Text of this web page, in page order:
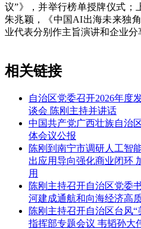
议”》，并举行榜单授牌仪式；
朱兆颖，《中国AI出海未来独
业代表分别作主旨演讲和企业
相关链接
自治区党委召开2026年度
谈会 陈刚主持并讲话
中国共产党广西壮族自治
体会议公报
陈刚到南宁市调研人工智
出应用导向强化商业闭环
用
陈刚主持召开自治区党委
河建成通航和向海经济高
陈刚主持召开自治区台风
指挥部专题会议 韦韬孙大